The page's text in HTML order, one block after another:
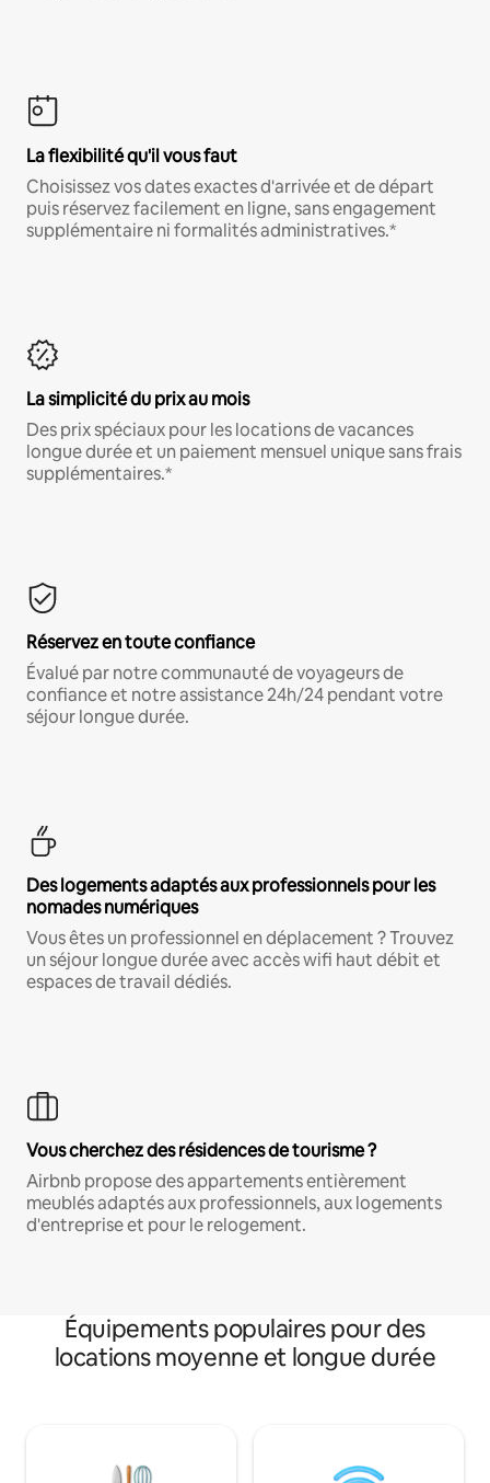
La flexibilité qu'il vous faut
Choisissez vos dates exactes d'arrivée et de départ
puis réservez facilement en ligne, sans engagement
supplémentaire ni formalités administratives.*
La simplicité du prix au mois
Des prix spéciaux pour les locations de vacances
longue durée et un paiement mensuel unique sans frais
supplémentaires.*
Réservez en toute confiance
Évalué par notre communauté de voyageurs de
confiance et notre assistance 24h/24 pendant votre
séjour longue durée.
Des logements adaptés aux professionnels pour les
nomades numériques
Vous êtes un professionnel en déplacement ? Trouvez
un séjour longue durée avec accès wifi haut débit et
espaces de travail dédiés.
Vous cherchez des résidences de tourisme ?
Airbnb propose des appartements entièrement
meublés adaptés aux professionnels, aux logements
d'entreprise et pour le relogement.
Équipements populaires pour des
locations moyenne et longue durée